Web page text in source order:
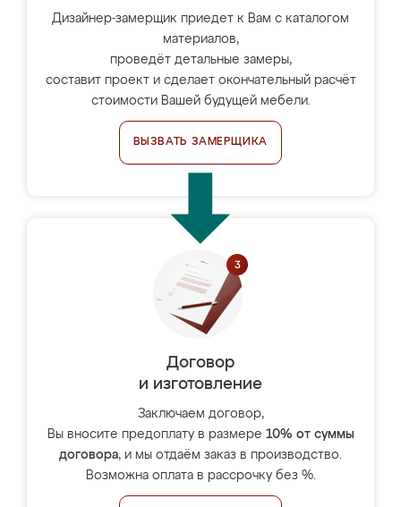
Дизайнер-замерщик приедет к Вам с каталогом
материалов,
проведёт детальные замеры,
составит проект и сделает окончательный расчёт
стоимости Вашей будущей мебели.
ВЫЗВАТЬ ЗАМЕРЩИКА
Договор
и изготовление
Заключаем договор,
Вы вносите предоплату в размере 10% от суммы
договора, и мы отдаём заказ в производство.
Возможна оплата в рассрочку без %.